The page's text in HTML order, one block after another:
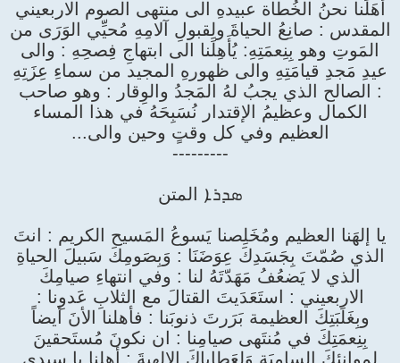
أهَلَنا نحنُ الخُطاة عبيدهِ الى منتهى الصوم الاربعيني
المقدس : صانِعُ الحياةَ ولِقبولِ آلامِهِ مُحيِّي الوَرَى من
المَوتِ وهو بِنِعمَتِهِ: يُأَهِلَنا الى ابتهاجِ فِصحِهِ : والى
عيدِ مَجدِ قيامَتِهِ والى ظهورهِ المجيد من سماءِ عِزَتِهِ
: الصالح الذي يجبُ لهُ المَجدُ والوِقار : وهو صاحب
الكمال وعظيمُ الإقتدار نُسَبِحَهُ في هذا المساء
العظيم وفي كل وقتٍ وحين والى...
---------
ܣܕܪܐ المتن
يا إلهَنا العظيم ومُخَلِصنا يَسوعُ المَسيح الكريم : انتَ
الذي صُمّتَ بِجَسَدِكَ عِوَضَنَا : وَبِصَومِكَ سَبيلَ الحياةِ
الذي لا يَضعُفُ مَهَدّتَهُ لنا : وفي انتهاءِ صيامِكَ
الاربعيني : استَعَدَيتَ القتالَ مع الثلابِ عَدوِنا :
وبِغَلَبَتِكَ العظيمة بَرَرتَ ذنوبَنا : فأهلنا الأنَ أيضاً
بِنِعمَتِكَ في مُنتَهى صيامِنا : ان نكونَ مُستَحقينَ
لِموانِئِكَ السامِيَة وَلِعَطاياكَ الإلهيةَ : أهلنا يا سيدي